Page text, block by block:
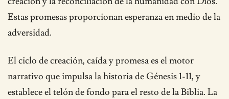
Estas promesas proporcionan esperanza en medio de la
adversidad.
El ciclo de creación, caída y promesa es el motor
narrativo que impulsa la historia de Génesis 1-11, y
establece el telón de fondo para el resto de la Biblia. La